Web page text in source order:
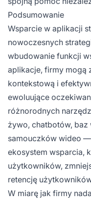
Podsumowanie
Wsparcie w aplikacji
nowoczesnych
wbudowanie funkcji
aplikacje, firmy mogą
kontekstową i
ewoluujące
różnorodnych
żywo, chatbotów,
samouczków wideo
ekosystem wsparcia,
użytkowników,
retencję
W miarę jak firmy